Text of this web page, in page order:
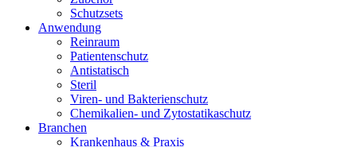
Schutzsets
Anwendung
Reinraum
Patientenschutz
Antistatisch
Steril
Viren- und Bakterienschutz
Chemikalien- und Zytostatikaschutz
Branchen
Krankenhaus & Praxis